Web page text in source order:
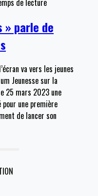
de lecture
» parle de
va vers les jeunes
Jeunesse sur la
25 mars 2023 une
une première
de lancer son